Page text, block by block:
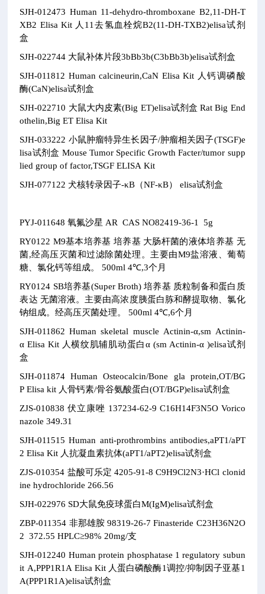
SJH-012473 Human 11-dehydro-thromboxane B2,11-DH-T
XB2 Elisa Kit 人11去氢血栓烷B2(11-DH-TXB2)elisa试剂
盒
SJH-022744 大鼠补体片段3bBb3b(C3bBb3b)elisa试剂盒
SJH-011812 Human calcineurin,CaN Elisa Kit 人钙调磷酸
酶(CaN)elisa试剂盒
SJH-022710 大鼠大内皮素(Big ET)elisa试剂盒 Rat Big End
othelin,Big ET Elisa Kit
SJH-033222 小鼠肿瘤特异生长因子/肿瘤相关因子(TSGF)e
lisa试剂盒 Mouse Tumor Specific Growth Facter/tumor supp
lied group of factor,TSGF ELISA Kit
SJH-077122 犬核转录因子-κB（NF-κB） elisa试剂盒
PYJ-011648 氧氟沙星 AR CAS NO82419-36-1
5g
RY0122 M9基本培养基 培养基 大肠杆菌的液体培养基 无
菌,经高压灭菌和过滤除菌处理。主要由M9盐溶液、葡萄
糖、氯化钙等组成。
500ml 4℃,3个月
RY0124 SB培养基(Super Broth) 培养基 质粒制备和蛋白质
表达 无菌溶液。主要由高浓度胰蛋白胨和酵提取物、氯化
钠组成。经高压灭菌处理。
500ml 4℃,6个月
SJH-011862 Human skeletal muscle Actinin-α,sm Actinin-
α Elisa Kit 人横纹肌辅肌动蛋白α (sm Actinin-α )elisa试剂
盒
SJH-011874 Human Osteocalcin/Bone gla protein,OT/BG
P Elisa kit 人骨钙素/骨谷氨酸蛋白(OT/BGP)elisa试剂盒
ZJS-010838 伏立康唑 137234-62-9 C16H14F3N5O Vorico
nazole 349.31
SJH-011515 Human anti-prothrombins antibodies,aPT1/aPT
2 Elisa Kit 人抗凝血素抗体(aPT1/aPT2)elisa试剂盒
ZJS-010354 盐酸可乐定 4205-91-8 C9H9Cl2N3·HCl clonid
ine hydrochloride 266.56
SJH-022976 SD大鼠免疫球蛋白M(IgM)elisa试剂盒
ZBP-011354 非那雄胺 98319-26-7 Finasteride C23H36N2O
2 372.55 HPLC≥98% 20mg/支
SJH-012240 Human protein phosphatase 1 regulatory subun
it A,PPP1R1A Elisa Kit 人蛋白磷酸酶1调控/抑制因子亚基1
A(PPP1R1A)elisa试剂盒